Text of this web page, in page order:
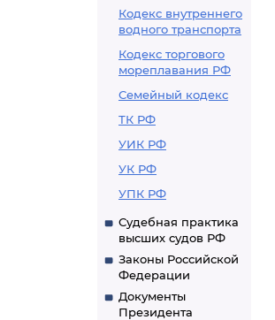
Кодекс внутреннего
водного транспорта
Кодекс торгового
мореплавания РФ
Семейный кодекс
ТК РФ
УИК РФ
УК РФ
УПК РФ
Судебная практика
высших судов РФ
Законы Российской
Федерации
Документы
Президента